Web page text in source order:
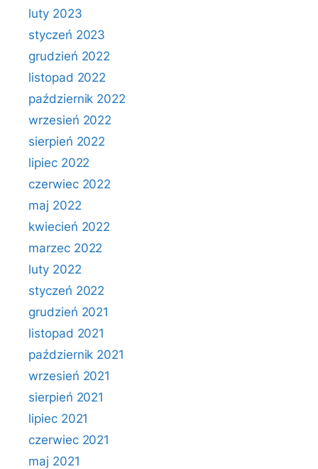
luty 2023
styczeń 2023
grudzień 2022
listopad 2022
październik 2022
wrzesień 2022
sierpień 2022
lipiec 2022
czerwiec 2022
maj 2022
kwiecień 2022
marzec 2022
luty 2022
styczeń 2022
grudzień 2021
listopad 2021
październik 2021
wrzesień 2021
sierpień 2021
lipiec 2021
czerwiec 2021
maj 2021